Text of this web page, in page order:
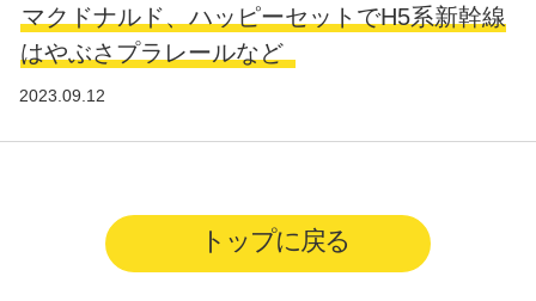
マクドナルド、ハッピーセットでH5系新幹線
はやぶさプラレールなど
2023.09.12
トップに戻る